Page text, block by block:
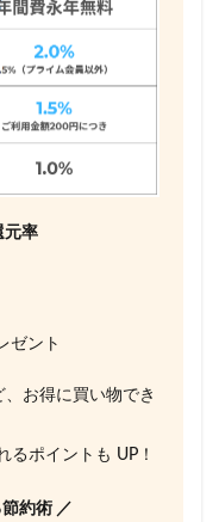
元率
ゼント
お得に買い物でき
るポイントも UP！
約術 ／